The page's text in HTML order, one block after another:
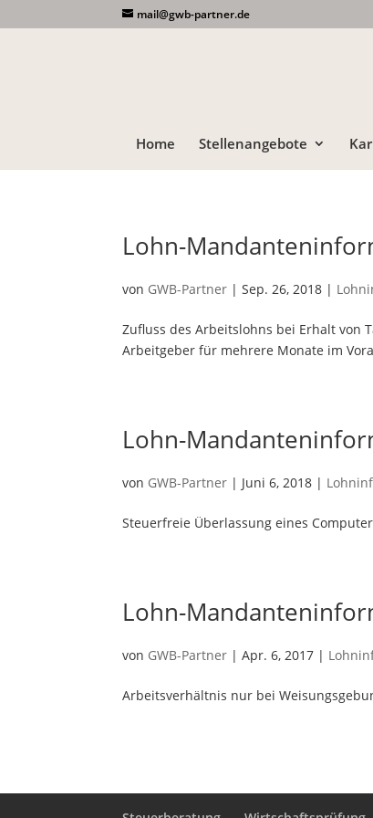
mail@gwb-partner.de
Home Stellenangebote
Lohn-
von GWB-Partner |Sep. 26, 2018 |
Zufluss des Arbeitslohns bei Erhalt von
Arbeitgeber für mehrere Monate im
Lohn-
von GWB-Partner | Juni 6, 2018 |
Steuerfreie Überlassung eines
Lohn-
von GWB-Partner |Apr. 6, 2017 |
Arbeitsverhältnis nur bei